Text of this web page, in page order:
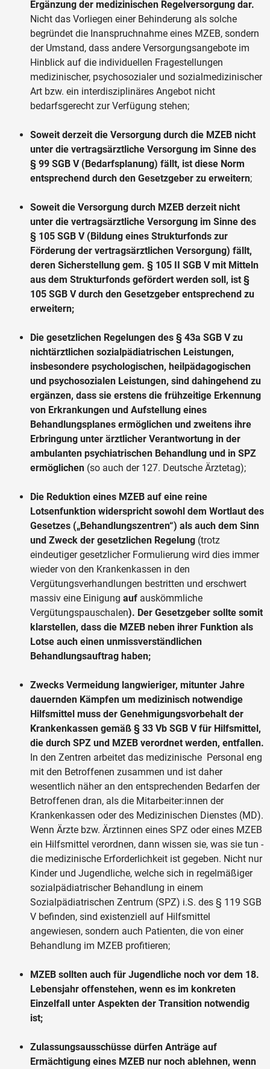
Ergänzung der medizinischen Regelversorgung dar.
Nicht das Vorliegen einer Behinderung als solche
begründet die Inanspruchnahme eines MZEB, sondern
der Umstand, dass andere Versorgungsangebote im
Hinblick auf die individuellen Fragestellungen
medizinischer, psychosozialer und sozialmedizinischer
Art bzw. ein interdisziplinäres Angebot nicht
bedarfsgerecht zur Verfügung stehen;
Soweit derzeit die Versorgung durch die MZEB nicht
unter die vertragsärztliche Versorgung im Sinne des
§ 99 SGB V (Bedarfsplanung) fällt, ist diese Norm
entsprechend durch den Gesetzgeber zu erweitern;
Soweit die Versorgung durch MZEB derzeit nicht
unter die vertragsärztliche Versorgung im Sinne des
§ 105 SGB V (Bildung eines Strukturfonds zur
Förderung der vertragsärztlichen Versorgung) fällt,
deren Sicherstellung gem. § 105 II SGB V mit Mitteln
aus dem Strukturfonds gefördert werden soll, ist §
105 SGB V durch den Gesetzgeber entsprechend zu
erweitern;
Die gesetzlichen Regelungen des § 43a SGB V zu
nichtärztlichen sozialpädiatrischen Leistungen,
insbesondere psychologischen, heilpädagogischen
und psychosozialen Leistungen, sind dahingehend zu
ergänzen, dass sie erstens die frühzeitige Erkennung
von Erkrankungen und Aufstellung eines
Behandlungsplanes ermöglichen und zweitens ihre
Erbringung unter ärztlicher Verantwortung in der
ambulanten psychiatrischen Behandlung und in SPZ
ermöglichen (so auch der 127. Deutsche Ärztetag);
Die Reduktion eines MZEB auf eine reine
Lotsenfunktion widerspricht sowohl dem Wortlaut des
Gesetzes („Behandlungszentren“) als auch dem Sinn
und Zweck der gesetzlichen Regelung (trotz
eindeutiger gesetzlicher Formulierung wird dies immer
wieder von den Krankenkassen in den
Vergütungsverhandlungen bestritten und erschwert
massiv eine Einigung auf auskömmliche
Vergütungspauschalen). Der Gesetzgeber sollte somit
klarstellen, dass die MZEB neben ihrer Funktion als
Lotse auch einen unmissverständlichen
Behandlungsauftrag haben;
Zwecks Vermeidung langwieriger, mitunter Jahre
dauernden Kämpfen um medizinisch notwendige
Hilfsmittel muss der Genehmigungsvorbehalt der
Krankenkassen gemäß § 33 Vb SGB V für Hilfsmittel,
die durch SPZ und MZEB verordnet werden, entfallen.
In den Zentren arbeitet das medizinische Personal eng
mit den Betroffenen zusammen und ist daher
wesentlich näher an den entsprechenden Bedarfen der
Betroffenen dran, als die Mitarbeiter:innen der
Krankenkassen oder des Medizinischen Dienstes (MD).
Wenn Ärzte bzw. Ärztinnen eines SPZ oder eines MZEB
ein Hilfsmittel verordnen, dann wissen sie, was sie tun -
die medizinische Erforderlichkeit ist gegeben. Nicht nur
Kinder und Jugendliche, welche sich in regelmäßiger
sozialpädiatrischer Behandlung in einem
Sozialpädiatrischen Zentrum (SPZ) i.S. des § 119 SGB
V befinden, sind existenziell auf Hilfsmittel
angewiesen, sondern auch Patienten, die von einer
Behandlung im MZEB profitieren;
MZEB sollten auch für Jugendliche noch vor dem 18.
Lebensjahr offenstehen, wenn es im konkreten
Einzelfall unter Aspekten der Transition notwendig
ist;
Zulassungsausschüsse dürfen Anträge auf
Ermächtigung eines MZEB nur noch ablehnen, wenn